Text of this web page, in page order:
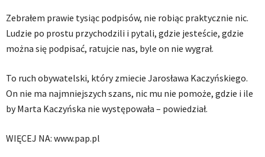
Zebrałem prawie tysiąc podpisów, nie robiąc praktycznie nic.
Ludzie po prostu przychodzili i pytali, gdzie jesteście, gdzie
można się podpisać, ratujcie nas, byle on nie wygrał.
To ruch obywatelski, który zmiecie Jarosława Kaczyńskiego.
On nie ma najmniejszych szans, nic mu nie pomoże, gdzie i ile
by Marta Kaczyńska nie występowała – powiedział.
WIĘCEJ NA: www.pap.pl